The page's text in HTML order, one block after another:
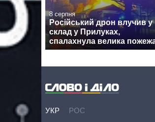
8 серпня
Російський дрон влучив у
склад у Прилуках,
спалахнула велика
УКР РОС